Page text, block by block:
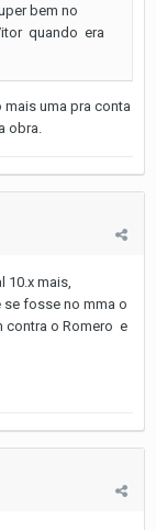
bem no
quando era
mais uma pra conta
obra.
mais,
fosse no mma o
contra o Romero e